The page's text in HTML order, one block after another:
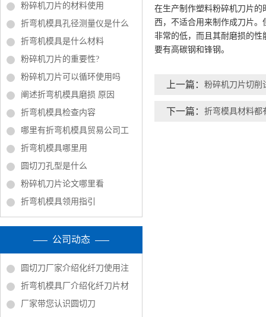
粉碎机刀片的材料使用
折弯机模具孔径测量仪是什么
折弯机模具是什么材料
粉碎机刀片的重要性?
粉碎机刀片可以循环使用吗
阐述折弯机模具磨损 原因
折弯机模具检查内容
哪里有折弯机模具贸易公司工
折弯机模具哪里用
圆切刀孔型是什么
粉碎机刀片论文哪里看
折弯机模具领用指引
公司动态
圆切刀厂家介绍化纤刀使用注
折弯机模具厂介绍化纤刀片材
厂家带您认识圆切刀
在生产制作塑料粉碎机刀片
西，不适合用来制作成刀片
非常的低，而且其耐磨损的
要有高碳钢和锋钢。
上一篇： 粉碎机刀片切削
下一篇： 折弯模具材料都